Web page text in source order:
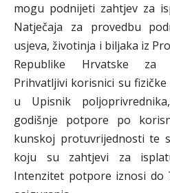
mogu podnijeti zahtjev za
Natječaja za provedbu
usjeva, životinja i biljaka iz
Republike Hrvatske za
Prihvatljivi korisnici su
u Upisnik
godišnje potpore po
kunskoj protuvrijednosti te
koju su zahtjevi za
Intenzitet potpore iznosi do